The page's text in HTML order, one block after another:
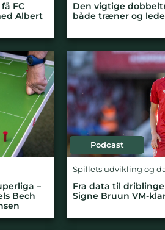
FC
Albert
Den vigtige
både træner og
–
Bech
Podcast
Spillets udvikling og
Fra data til
Signe Bruun VM-